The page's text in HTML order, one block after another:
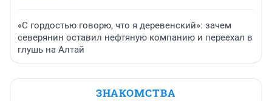
«С гордостью говорю, что я деревенский»: зачем
северянин оставил нефтяную компанию и переехал в
глушь на Алтай
ЗНАКОМСТВА